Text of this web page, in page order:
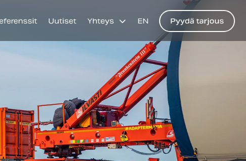
Uutiset Yhteys EN Pyydä tarjous